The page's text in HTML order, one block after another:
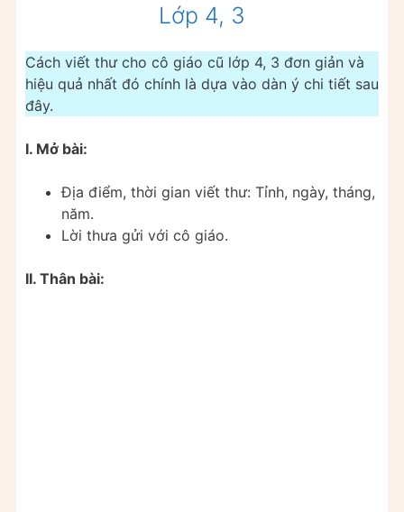
Lớp 4, 3
Cách viết thư cho cô giáo cũ lớp 4, 3 đơn giản và
hiệu quả nhất đó chính là dựa vào dàn ý chi tiết sau
đây.
I. Mở bài:
Địa điểm, thời gian viết thư: Tỉnh, ngày, tháng,
năm.
Lời thưa gửi với cô giáo.
II. Thân bài: